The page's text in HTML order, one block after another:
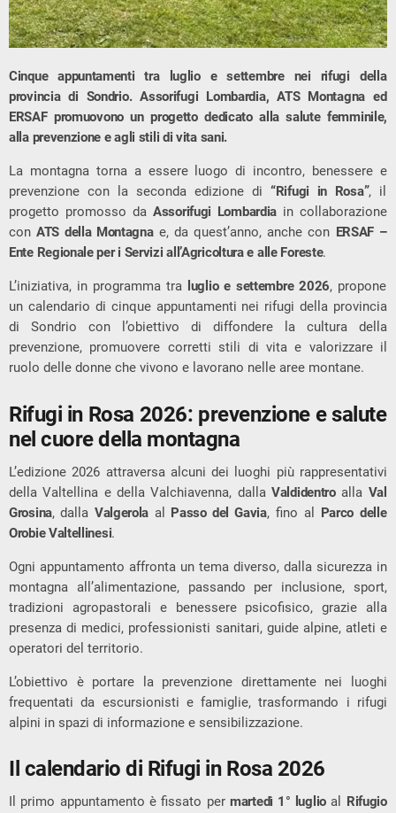
Cinque appuntamenti tra luglio e settembre nei rifugi della
provincia di Sondrio. Assorifugi Lombardia, ATS Montagna ed
ERSAF promuovono un progetto dedicato alla salute femminile,
alla prevenzione e agli stili di vita sani.
La montagna torna a essere luogo di incontro, benessere e
prevenzione con la seconda edizione di “Rifugi in Rosa”, il
progetto promosso da Assorifugi Lombardia in collaborazione
con ATS della Montagnae, da quest’anno, anche con ERSAF –
Ente Regionale per i Servizi all’Agricoltura e alle Foreste.
L’iniziativa, in programma tra luglio e settembre 2026, propone
un calendario di cinque appuntamenti nei rifugi della provincia
di Sondrio con l’obiettivo di diffondere la cultura della
prevenzione, promuovere corretti stili di vita e valorizzare il
ruolo delle donne che vivono e lavorano nelle aree montane.
Rifugi in Rosa 2026: prevenzione e salute
nel cuore della montagna
L’edizione 2026 attraversa alcuni dei luoghi più rappresentativi
della Valtellina e della Valchiavenna, dalla Valdidentroalla Val
Grosina, dalla Valgerola al Passo del Gavia, fino al Parco delle
Orobie Valtellinesi.
Ogni appuntamento affronta un tema diverso, dalla sicurezza in
montagna all’alimentazione, passando per inclusione, sport,
tradizioni agropastorali e benessere psicofisico, grazie alla
presenza di medici, professionisti sanitari, guide alpine, atleti e
operatori del territorio.
L’obiettivo è portare la prevenzione direttamente nei luoghi
frequentati da escursionisti e famiglie, trasformando i rifugi
alpini in spazi di informazione e sensibilizzazione.
Il calendario di Rifugi in Rosa 2026
Il primo appuntamento è fissato per martedì 1° luglioal
Rifugio